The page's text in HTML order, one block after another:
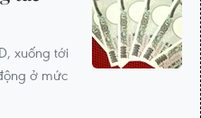
xuống tới
ở mức